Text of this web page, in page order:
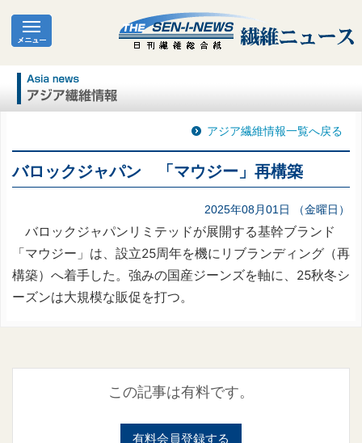
アジア繊維情報一覧へ戻る
バロックジャパン 「マウジー」再構築
2025年08月01日 （金曜日）
バロックジャパンリミテッドが展開する基幹ブランド
「マウジー」は、設立25周年を機にリブランディング（再
構築）へ着手した。強みの国産ジーンズを軸に、25秋冬シ
ーズンは大規模な販促を打つ。
この記事は有料です。
有料会員登録する